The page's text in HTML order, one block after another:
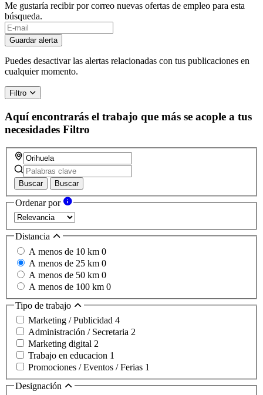
Me gustaría recibir por correo nuevas ofertas de empleo para esta
búsqueda.
Guardar alerta
Puedes desactivar las alertas relacionadas con tus publicaciones en
cualquier momento.
Filtro
Aquí encontrarás el trabajo que más se acople a tus
necesidades Filtro
Buscar Buscar
Ordenar por
Distancia
A menos de 10 km 0
A menos de 25 km 0
A menos de 50 km 0
A menos de 100 km 0
Tipo de trabajo
Marketing / Publicidad 4
Administración / Secretaria 2
Marketing digital 2
Trabajo en educacion 1
Promociones / Eventos / Ferias 1
Designación